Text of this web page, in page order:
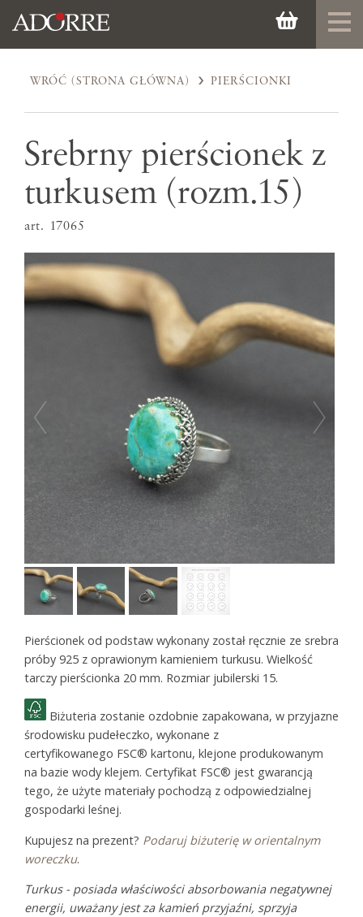
WRÓĆ (STRONA GŁÓWNA) PIERŚCIONKI
Srebrny pierścionek z
turkusem (rozm.15)
art. 17065
Pierścionek od podstaw wykonany został ręcznie ze srebra
próby 925 z oprawionym kamieniem turkusu. Wielkość
tarczy pierścionka 20 mm. Rozmiar jubilerski 15.
Biżuteria zostanie ozdobnie zapakowana, w przyjazne
środowisku pudełeczko, wykonane z
certyfikowanego FSC® kartonu, klejone produkowanym
na bazie wody klejem. Certyfikat FSC® jest gwarancją
tego, że użyte materiały pochodzą z odpowiedzialnej
gospodarki leśnej.
Kupujesz na prezent? Podaruj biżuterię w orientalnym
woreczku.
Turkus - posiada właściwości absorbowania negatywnej
energii, uważany jest za kamień przyjaźni, sprzyja